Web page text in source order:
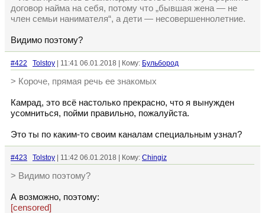
договор найма на себя, потому что „бывшая жена — не
член семьи нанимателя“, а дети — несовершеннолетние.
Видимо поэтому?
#422 Tolstoy | 11:41 06.01.2018 | Кому: Бульбород
> Короче, прямая речь ее знакомых
Камрад, это всё настолько прекрасно, что я вынужден
усомниться, пойми правильно, пожалуйста.
Это ты по каким-то своим каналам специальным узнал?
#423 Tolstoy | 11:42 06.01.2018 | Кому: Chingiz
> Видимо поэтому?
А возможно, поэтому:
[censored]